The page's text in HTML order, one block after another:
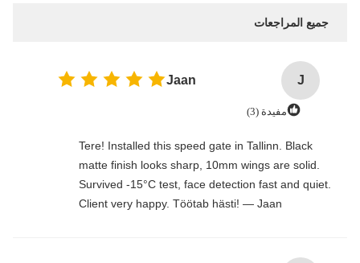
Tere! Installed this speed gate in Tallinn.
matte finish looks sharp, 10mm wings are
Survived -15°C test, face detection fast
Client very happy. Töötab hästi! — Jaan